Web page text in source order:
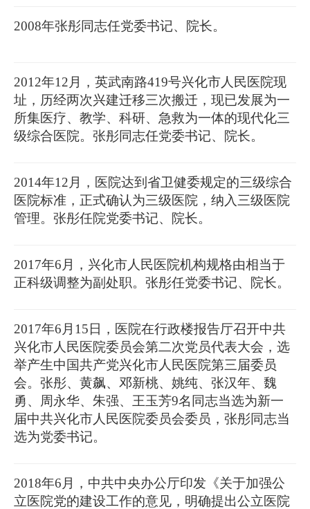
2008年张彤同志任党委书记、院长。
2012年12月，英武南路419号兴化市人民医院现
址，历经两次兴建迁移三次搬迁，现已发展为一
所集医疗、教学、科研、急救为一体的现代化三
级综合医院。张彤同志任党委书记、院长。
2014年12月，医院达到省卫健委规定的三级综合
医院标准，正式确认为三级医院，纳入三级医院
管理。张彤任院党委书记、院长。
2017年6月，兴化市人民医院机构规格由相当于
正科级调整为副处职。张彤任党委书记、院长。
2017年6月15日，医院在行政楼报告厅召开中共
兴化市人民医院委员会第二次党员代表大会，选
举产生中国共产党兴化市人民医院第三届委员
会。张彤、黄飙、邓新桃、姚纯、张汉年、魏
勇、周永华、朱强、王玉芳9名同志当选为新一
届中共兴化市人民医院委员会委员，张彤同志当
选为党委书记。
2018年6月，中共中央办公厅印发《关于加强公
立医院党的建设工作的意见，明确提出公立医院